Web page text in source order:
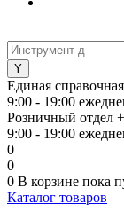
Единая справочная
9:00 - 19:00
Розничный отдел
9:00 - 19:00
0
0
0 В корзине пока
Каталог товаров